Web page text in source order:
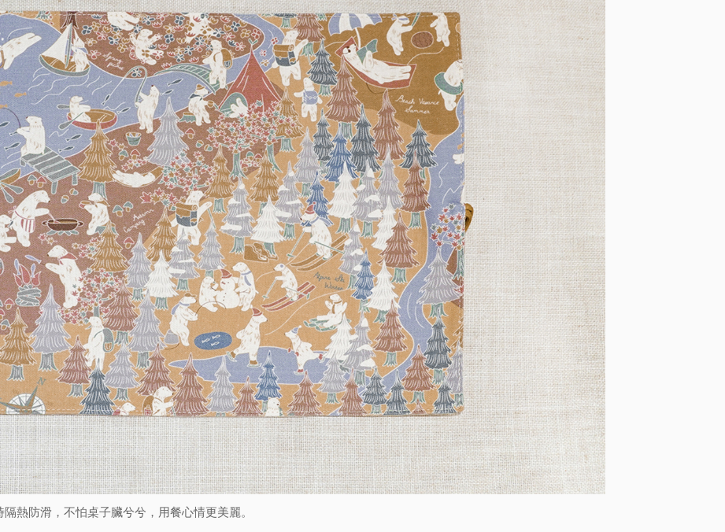
熱防滑，不怕桌子臟兮兮，用餐心情更美麗。